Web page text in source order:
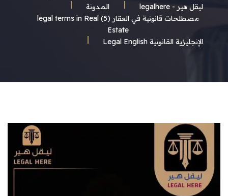
ليقل هير - legalhere المـدونة
الإنجليزية القانونية Legal English
مصطلحات قانونية في العقار (5) legal terms in Real
Estate